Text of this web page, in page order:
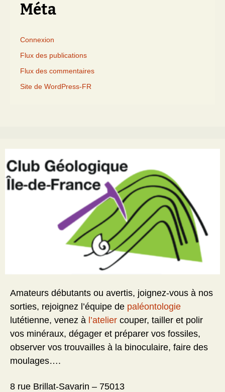
Méta
Connexion
Flux des publications
Flux des commentaires
Site de WordPress-FR
Amateurs débutants ou avertis, joignez-vous à nos
sorties, rejoignez l’équipe de paléontologie
lutétienne, venez à l’atelier couper, tailler et polir
vos minéraux, dégager et préparer vos fossiles,
observer vos trouvailles à la binoculaire, faire des
moulages….
8 rue Brillat-Savarin – 75013